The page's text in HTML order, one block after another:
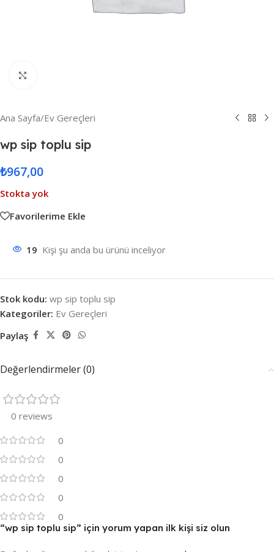
Ana Sayfa/Ev Gereçleri
wp sip toplu sip
₺967,00
Stokta yok
Favorilerime Ekle
19 Kişi şu anda bu ürünü inceliyor
Stok kodu: wp sip toplu sip
Kategoriler: Ev Gereçleri
Paylaş
Değerlendirmeler (0)
0 reviews
0
0
0
0
0
“wp sip toplu sip” için yorum yapan ilk kişi siz olun